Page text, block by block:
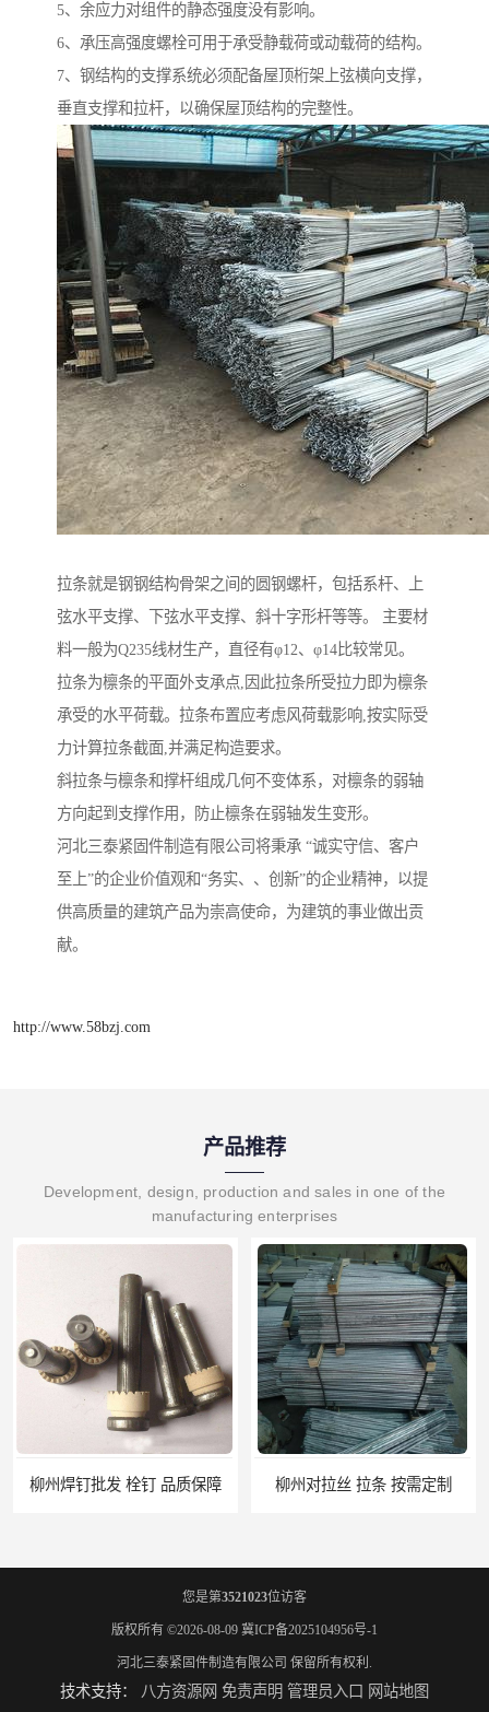
5、余应力对组件的静态强度没有影响。
6、承压高强度螺栓可用于承受静载荷或动载荷的结构。
7、钢结构的支撑系统必须配备屋顶桁架上弦横向支撑，
垂直支撑和拉杆，以确保屋顶结构的完整性。
拉条就是钢钢结构骨架之间的圆钢螺杆，包括系杆、上
弦水平支撑、下弦水平支撑、斜十字形杆等等。 主要材
料一般为Q235线材生产，直径有φ12、φ14比较常见。
拉条为檩条的平面外支承点,因此拉条所受拉力即为檩条
承受的水平荷载。拉条布置应考虑风荷载影响,按实际受
力计算拉条截面,并满足构造要求。
斜拉条与檩条和撑杆组成几何不变体系，对檩条的弱轴
方向起到支撑作用，防止檩条在弱轴发生变形。
河北三泰紧固件制造有限公司将秉承 “诚实守信、客户
至上”的企业价值观和“务实、、创新”的企业精神，以提
供高质量的建筑产品为崇高使命，为建筑的事业做出贡
献。
http://www.58bzj.com
产品推荐
Development, design, production and sales in one of the
manufacturing enterprises
柳州对拉丝 拉条 按需定制
您是第3521023位访客
版权所有 ©2026-08-09 冀ICP备2025104956号-1
河北三泰紧固件制造有限公司 保留所有权利.
技术支持： 八方资源网 免责声明 管理员入口 网站地图